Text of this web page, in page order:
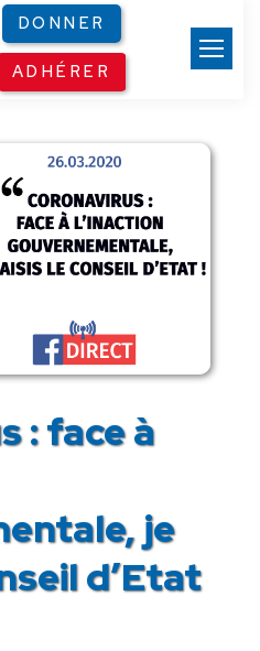
DONNER
ADHÉRER
: face à
je
d’Etat